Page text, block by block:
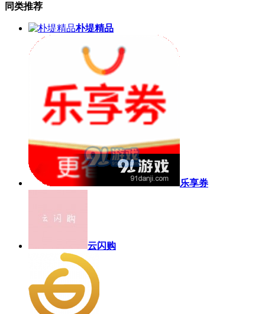
同类推荐
朴堤精品
乐享券
云闪购